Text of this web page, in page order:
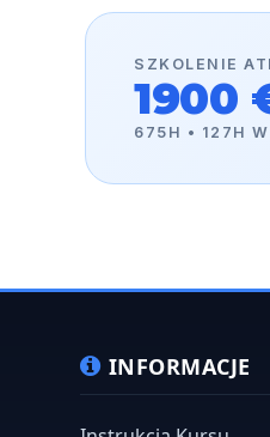
INFORMACJE